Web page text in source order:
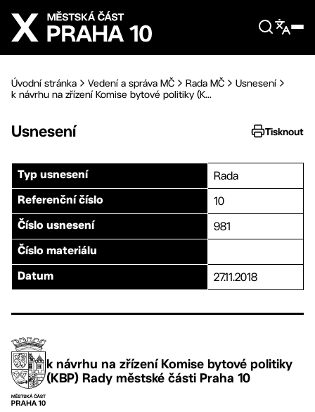
Přejít na hlavní obsah
Úvodní stránka Vedení a správa MČ Rada MČ
Usnesení
k návrhu na zřízení Komise bytové politiky (K...
Usnesení Tisknout
Typ usnesení Rada
Referenční číslo 10
Číslo usnesení 981
Číslo materiálu
Datum 27.11.2018
k návrhu na zřízení Komise bytové politiky
(KBP) Rady městské části Praha 10